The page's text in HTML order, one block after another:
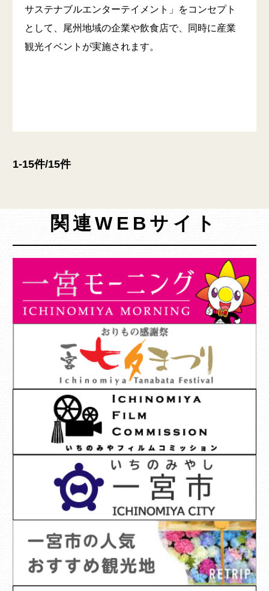
サステナブルエンターテイメント」をコンセプト
として、尾州地域の企業や飲食店で、同時に産業
観光イベントが実施されます。
1-15件/15件
関連WEBサイト